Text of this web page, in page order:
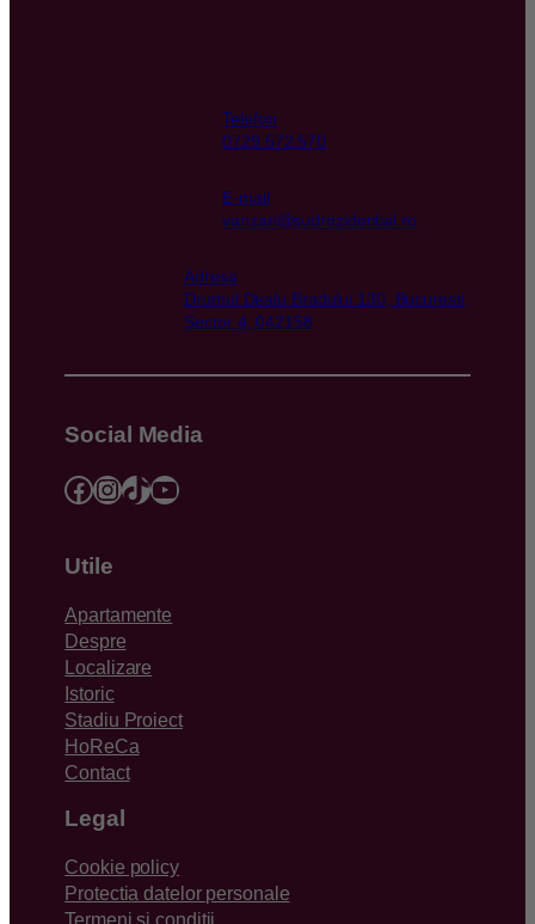
Telefon
0729.572.570
E-mail
vanzari@sudrezidential.ro
Adresa
Drumul Dealu Bradului 130, Bucuresti,
Sector 4, 042158
Social Media
Facebook InstagramTikTok YouTube
Utile
Apartamente
Despre
Localizare
Istoric
Stadiu Proiect
HoReCa
Contact
Legal
Cookie policy
Protectia datelor personale
Termeni si conditii